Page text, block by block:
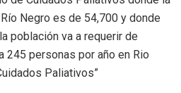
Negro es de 54,700 y donde
población va a requerir de
245 personas por año en Rio
Paliativos”